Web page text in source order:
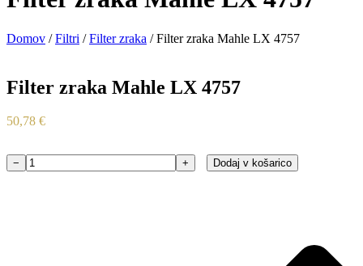
Domov /Filtri /Filter zraka / Filter zraka Mahle LX 4757
Filter zraka Mahle LX 4757
50,78 €
Filter
− + Dodaj v košarico